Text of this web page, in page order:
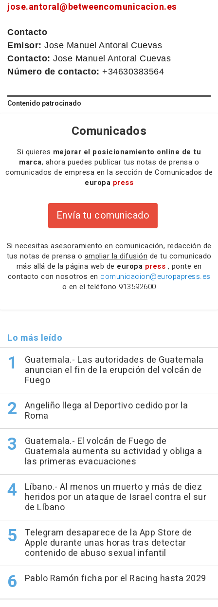
jose.antoral@betweencomunicacion.es
Contacto
Emisor: Jose Manuel Antoral Cuevas
Contacto: Jose Manuel Antoral Cuevas
Número de contacto: +34630383564
Contenido patrocinado
Comunicados
Si quieres mejorar el posicionamiento online de tu
marca, ahora puedes publicar tus notas de prensa o
comunicados de empresa en la sección de Comunicados de
europa press
Envía tu comunicado
Si necesitas asesoramiento en comunicación, redacción de
tus notas de prensa o ampliar la difusión de tu comunicado
más allá de la página web de europa press , ponte en
contacto con nosotros en comunicacion@europapress.es
o en el teléfono 913592600
Lo más leído
Guatemala.- Las autoridades de Guatemala
anuncian el fin de la erupción del volcán de
Fuego
Angeliño llega al Deportivo cedido por la
Roma
Guatemala.- El volcán de Fuego de
Guatemala aumenta su actividad y obliga a
las primeras evacuaciones
Líbano.- Al menos un muerto y más de diez
heridos por un ataque de Israel contra el sur
de Líbano
Telegram desaparece de la App Store de
Apple durante unas horas tras detectar
contenido de abuso sexual infantil
Pablo Ramón ficha por el Racing hasta 2029